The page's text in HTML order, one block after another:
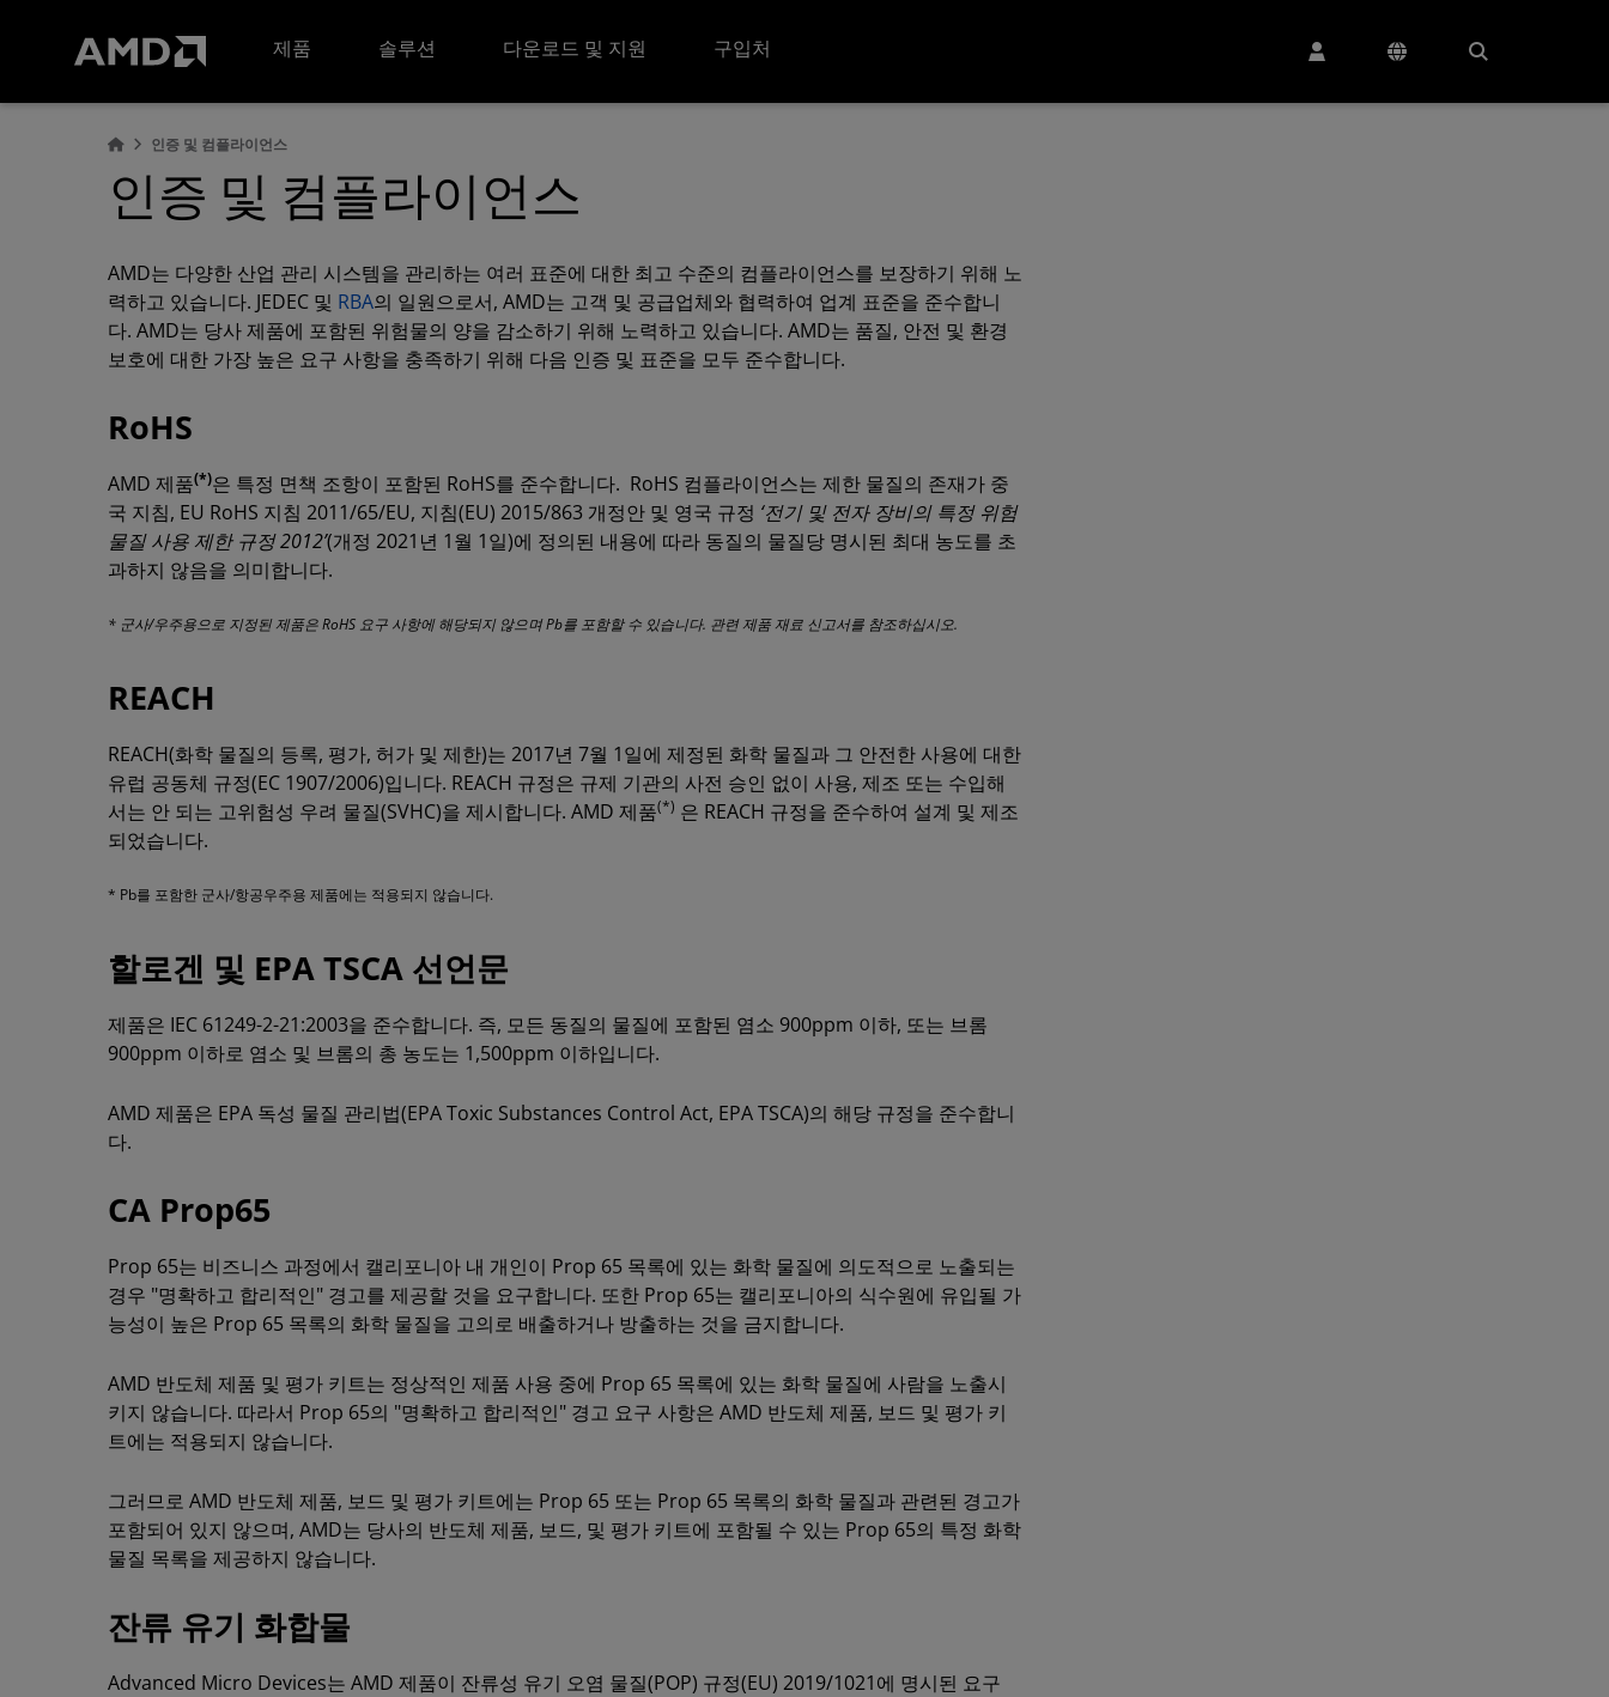
제품
솔루션 다운로드 및 지원 구입처
인증 및 컴플라이언스
인증 및 컴플라이언스
AMD는 다양한 산업 관리 시스템을 관리하는 여러 표준에 대한 최고 수준의 컴플라이언스를 보장하기 위해 노
력하고 있습니다. JEDEC 및 RBA의 일원으로서, AMD는 고객 및 공급업체와 협력하여 업계 표준을 준수합니
다. AMD는 당사 제품에 포함된 위험물의 양을 감소하기 위해 노력하고 있습니다. AMD는 품질, 안전 및 환경
보호에 대한 가장 높은 요구 사항을 충족하기 위해 다음 인증 및 표준을 모두 준수합니다.
RoHS
AMD 제품(*)은 특정 면책 조항이 포함된 RoHS를 준수합니다. RoHS 컴플라이언스는 제한 물질의 존재가 중
국 지침, EU RoHS 지침 2011/65/EU, 지침(EU) 2015/863 개정안 및 영국 규정 ‘전기 및 전자 장비의 특정 위험
물질 사용 제한 규정 2012’(개정 2021년 1월 1일)에 정의된 내용에 따라 동질의 물질당 명시된 최대 농도를 초
과하지 않음을 의미합니다.
* 군사/우주용으로 지정된 제품은 RoHS 요구 사항에 해당되지 않으며 Pb를 포함할 수 있습니다. 관련 제품 재료 신고서를 참조하십시오.
REACH
REACH(화학 물질의 등록, 평가, 허가 및 제한)는 2017년 7월 1일에 제정된 화학 물질과 그 안전한 사용에 대한
유럽 공동체 규정(EC 1907/2006)입니다. REACH 규정은 규제 기관의 사전 승인 없이 사용, 제조 또는 수입해
서는 안 되는 고위험성 우려 물질(SVHC)을 제시합니다. AMD 제품(*) 은 REACH 규정을 준수하여 설계 및 제조
되었습니다.
* Pb를 포함한 군사/항공우주용 제품에는 적용되지 않습니다.
할로겐 및 EPA TSCA 선언문
제품은 IEC 61249-2-21:2003을 준수합니다. 즉, 모든 동질의 물질에 포함된 염소 900ppm 이하, 또는 브롬
900ppm 이하로 염소 및 브롬의 총 농도는 1,500ppm 이하입니다.
AMD 제품은 EPA 독성 물질 관리법(EPA Toxic Substances Control Act, EPA TSCA)의 해당 규정을 준수합니
다.
CA Prop65
Prop 65는 비즈니스 과정에서 캘리포니아 내 개인이 Prop 65 목록에 있는 화학 물질에 의도적으로 노출되는
경우 "명확하고 합리적인" 경고를 제공할 것을 요구합니다. 또한 Prop 65는 캘리포니아의 식수원에 유입될 가
능성이 높은 Prop 65 목록의 화학 물질을 고의로 배출하거나 방출하는 것을 금지합니다.
AMD 반도체 제품 및 평가 키트는 정상적인 제품 사용 중에 Prop 65 목록에 있는 화학 물질에 사람을 노출시
키지 않습니다. 따라서 Prop 65의 "명확하고 합리적인" 경고 요구 사항은 AMD 반도체 제품, 보드 및 평가 키
트에는 적용되지 않습니다.
그러므로 AMD 반도체 제품, 보드 및 평가 키트에는 Prop 65 또는 Prop 65 목록의 화학 물질과 관련된 경고가
포함되어 있지 않으며, AMD는 당사의 반도체 제품, 보드, 및 평가 키트에 포함될 수 있는 Prop 65의 특정 화학
물질 목록을 제공하지 않습니다.
잔류 유기 화합물
Advanced Micro Devices는 AMD 제품이 잔류성 유기 오염 물질(POP) 규정(EU) 2019/1021에 명시된 요구